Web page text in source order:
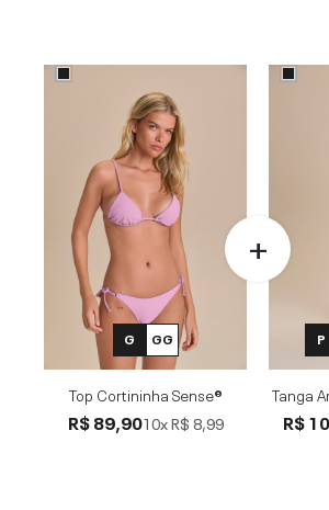
G GG
Top Cortininha Sense®
R$ 89,9010xR$ 8,99
P
Tanga
R$